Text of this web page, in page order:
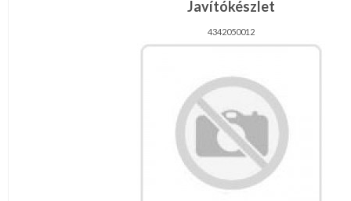
Javítókészlet
4342050012